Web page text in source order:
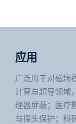
应用
广泛用于对磁场
计算与超导领域
理器屏蔽；医疗
与探头保护；科